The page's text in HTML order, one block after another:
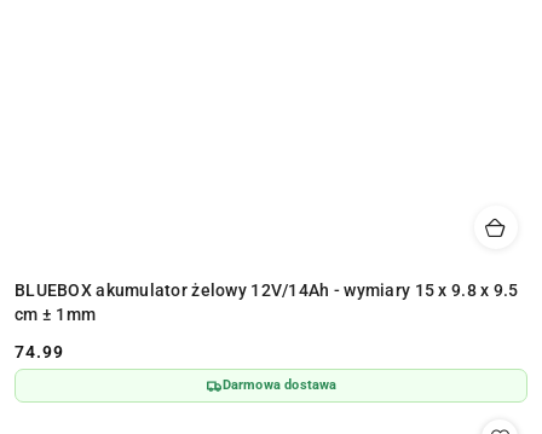
BLUEBOX akumulator żelowy 12V/14Ah - wymiary 15 x 9.8 x 9.5
cm ± 1mm
Cena:
74.99
Darmowa dostawa